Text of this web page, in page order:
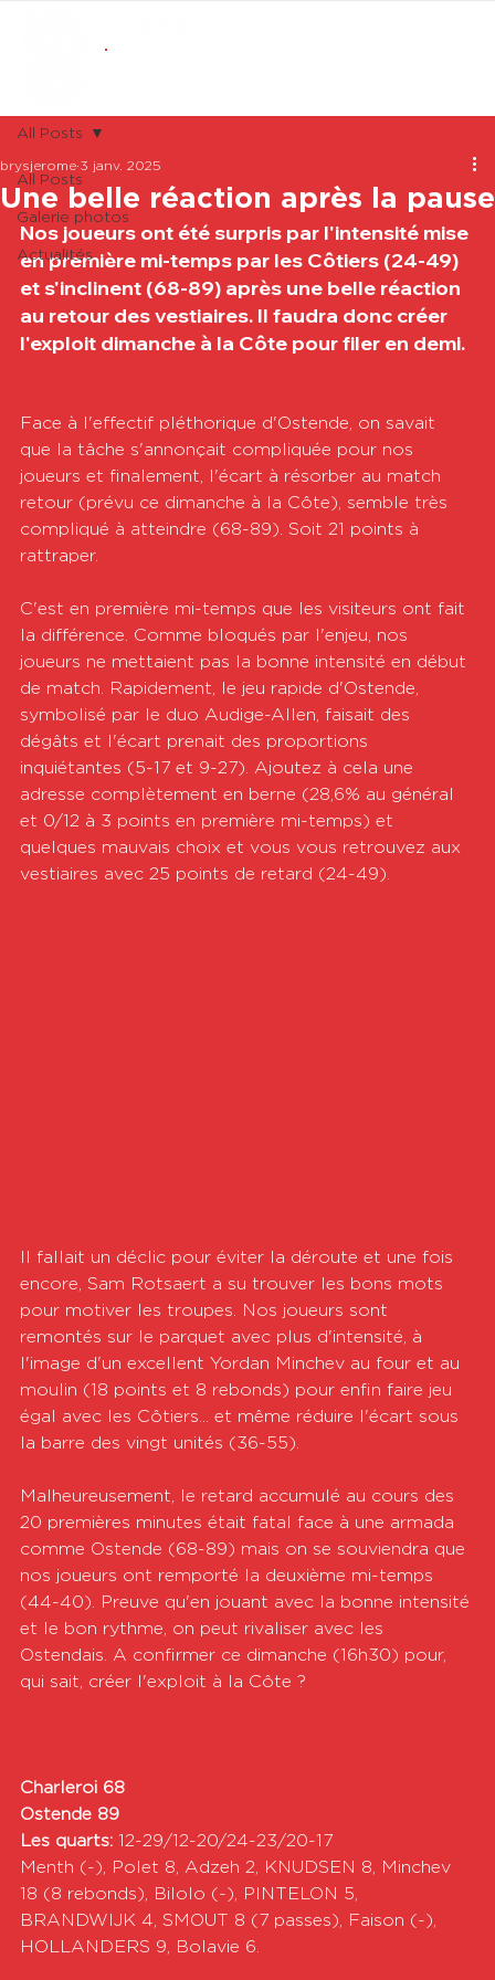
All Posts
Galerie photos
Actualités
All Posts
Une belle réaction après la pause
brysjerome 3 janv. 2025
Nos joueurs ont été surpris par l'intensité mise
en première mi-temps par les Côtiers (24-49)
et s'inclinent (68-89) après une belle réaction
au retour des vestiaires. Il faudra donc créer
l'exploit dimanche à la Côte pour filer en demi.
Face à l'effectif pléthorique d'Ostende, on savait
que la tâche s'annonçait compliquée pour nos
joueurs et finalement, l'écart à résorber au match
retour (prévu ce dimanche à la Côte), semble très
compliqué à atteindre (68-89). Soit 21 points à
rattraper.
C'est en première mi-temps que les visiteurs ont fait
la différence. Comme bloqués par l'enjeu, nos
joueurs ne mettaient pas la bonne intensité en début
de match. Rapidement, le jeu rapide d'Ostende,
symbolisé par le duo Audige-Allen, faisait des
dégâts et l'écart prenait des proportions
inquiétantes (5-17 et 9-27). Ajoutez à cela une
adresse complètement en berne (28,6% au général
et 0/12 à 3 points en première mi-temps) et
quelques mauvais choix et vous vous retrouvez aux
vestiaires avec 25 points de retard (24-49).
Il fallait un déclic pour éviter la déroute et une fois
encore, Sam Rotsaert a su trouver les bons mots
pour motiver les troupes. Nos joueurs sont
remontés sur le parquet avec plus d'intensité, à
l'image d'un excellent Yordan Minchev au four et au
moulin (18 points et 8 rebonds) pour enfin faire jeu
égal avec les Côtiers... et même réduire l'écart sous
la barre des vingt unités (36-55).
Malheureusement, le retard accumulé au cours des
20 premières minutes était fatal face à une armada
comme Ostende (68-89) mais on se souviendra que
nos joueurs ont remporté la deuxième mi-temps
(44-40). Preuve qu'en jouant avec la bonne intensité
et le bon rythme, on peut rivaliser avec les
Ostendais. A confirmer ce dimanche (16h30) pour,
qui sait, créer l'exploit à la Côte ?
Charleroi 68
Ostende 89
Les quarts: 12-29/12-20/24-23/20-17
Menth (-), Polet 8, Adzeh 2, KNUDSEN 8, Minchev
18 (8 rebonds), Bilolo (-), PINTELON 5,
BRANDWIJK 4, SMOUT 8 (7 passes), Faison (-),
HOLLANDERS 9, Bolavie 6.